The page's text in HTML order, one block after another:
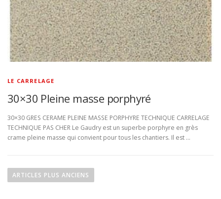
LE CARRELAGE
30×30 Pleine masse porphyré
30×30 GRES CERAME PLEINE MASSE PORPHYRE TECHNIQUE CARRELAGE
TECHNIQUE PAS CHER Le Gaudry est un superbe porphyre en grès
crame pleine masse qui convient pour tous les chantiers. Il est …
aARTICLES PLUS ANCIENS